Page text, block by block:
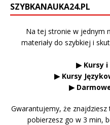
SZYBKANAUKA24.PL
Na tej stronie w jednym
materiały do szybkiej i
▶ Kursy i
▶ Kursy
▶
Gwarantujemy, że
pobierzesz go w 3 min,